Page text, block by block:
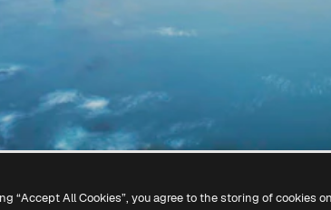
“Accept All Cookies”, you agree to the storing of cookies